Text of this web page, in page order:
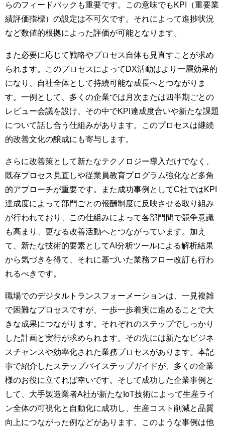
らのフィードバックも重要です。この意味でもKPI（重要業
績評価指標）の設定は不可欠です。それによって進捗状況
など数値的根拠によった評価が可能となります。
また必要に応じて戦略やプロセス自体も見直すことが求め
られます。このプロセスによってDX活動はより一層効果的
になり、自社全体として持続可能な成長へとつながりま
す。一例として、多くの企業では月次または四半期ごとの
レビュー会議を設け、その中でKPI達成度合いや新たな課題
について話し合う仕組みがあります。このプロセスは継続
的改善文化の醸成にも寄与します。
さらに改善策として新たなテクノロジー導入だけでなく、
既存プロセス見直しや従業員教育プログラム強化など多角
的アプローチが重要です。また成功事例としてC社ではKPI
達成度によって部門ごとの報酬制度に反映させる取り組み
が行われており、この仕組みによって各部門間で競争意識
も高まり、更なる改善活動へとつながっています。加え
て、新たな技術的要素としてAI分析ツールによる解析結果
から気づきを得て、それに基づいた業務フロー改訂も行わ
れるべきです。
職場でのデジタルトランスフォーメーションは、一見複雑
で困難なプロセスですが、一歩一歩着実に進めることで大
きな成果につながります。それぞれのステップでしっかり
した計画と実行が求められます。その先には新たなビジネ
スチャンスや効率化された業務プロセスがあります。本記
事で紹介したステップバイステップガイドが、多くの企業
様のお役に立てれば幸いです。そして成功した企業事例と
して、大手製造業者A社が新たなIoT技術によって生産ライ
ン全体の可視化と自動化に成功し、生産コスト削減と品質
向上につながった例などがあります。このような事例は他